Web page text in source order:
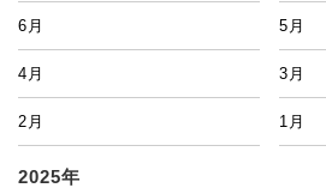
6月 5月
4月 3月
2月 1月
2025年